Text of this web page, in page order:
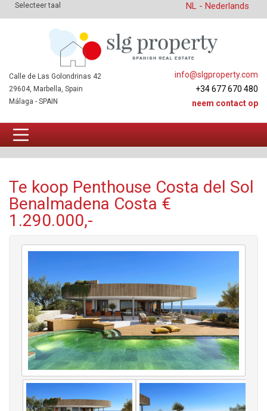
Selecteer taal NL - Nederlands
info@slgproperty.com
+34 677 670 480
neem contact op
Calle de Las Golondrinas 42
29604, Marbella, Spain
Málaga - SPAIN
Te koop Penthouse Costa del Sol
Benalmadena Costa €
1.290.000,-